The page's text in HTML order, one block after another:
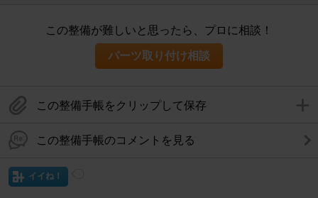
この整備が難しいと思ったら、プロに相談！
パーツ取り付け相談
この整備手帳をクリップして保存
この整備手帳のコメントを見る
イイね！